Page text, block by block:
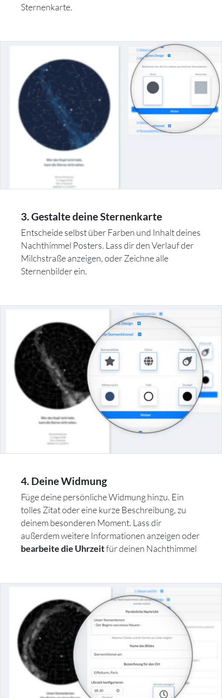
Sternenkarte.
3. Gestalte deine Sternenkarte
Entscheide selbst über Farben und Inhalt deines
Nachthimmel Posters. Lass dir den Verlauf der
Milchstraße anzeigen, oder Zeichne alle
Sternenbilder ein.
4. Deine Widmung
Füge deine persönliche Widmung hinzu. Ein
tolles Zitat oder eine kurze Beschreibung, zu
deinem besonderen Moment. Lass dir
außerdem weitere Informationen anzeigen oder
bearbeite die Uhrzeitfür deinen Nachthimmel